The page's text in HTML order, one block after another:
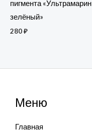
пигмента «Ультрамарин
зелёный»
280₽
Меню
Главная